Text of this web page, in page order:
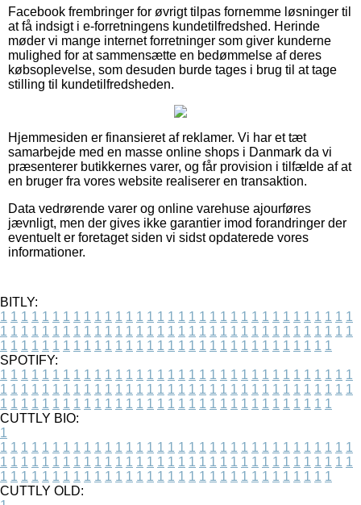
Facebook frembringer for øvrigt tilpas fornemme løsninger til
at få indsigt i e-forretningens kundetilfredshed. Herinde
møder vi mange internet forretninger som giver kunderne
mulighed for at sammensætte en bedømmelse af deres
købsoplevelse, som desuden burde tages i brug til at tage
stilling til kundetilfredsheden.
Hjemmesiden er finansieret af reklamer. Vi har et tæt
samarbejde med en masse online shops i Danmark da vi
præsenterer butikkernes varer, og får provision i tilfælde af at
en bruger fra vores website realiserer en transaktion.
Data vedrørende varer og online varehuse ajourføres
jævnligt, men der gives ikke garantier imod forandringer der
eventuelt er foretaget siden vi sidst opdaterede vores
informationer.
BITLY:
1 1 1 1 1 1 1 1 1 1 1 1 1 1 1 1 1 1 1 1 1 1 1 1 1 1 1 1 1 1 1 1 1 1
1 1 1 1 1 1 1 1 1 1 1 1 1 1 1 1 1 1 1 1 1 1 1 1 1 1 1 1 1 1 1 1 1 1
1 1 1 1 1 1 1 1 1 1 1 1 1 1 1 1 1 1 1 1 1 1 1 1 1 1 1 1 1 1 1 1
SPOTIFY:
1 1 1 1 1 1 1 1 1 1 1 1 1 1 1 1 1 1 1 1 1 1 1 1 1 1 1 1 1 1 1 1 1 1
1 1 1 1 1 1 1 1 1 1 1 1 1 1 1 1 1 1 1 1 1 1 1 1 1 1 1 1 1 1 1 1 1 1
1 1 1 1 1 1 1 1 1 1 1 1 1 1 1 1 1 1 1 1 1 1 1 1 1 1 1 1 1 1 1 1
CUTTLY BIO:
1
1 1 1 1 1 1 1 1 1 1 1 1 1 1 1 1 1 1 1 1 1 1 1 1 1 1 1 1 1 1 1 1 1 1
1 1 1 1 1 1 1 1 1 1 1 1 1 1 1 1 1 1 1 1 1 1 1 1 1 1 1 1 1 1 1 1 1 1
1 1 1 1 1 1 1 1 1 1 1 1 1 1 1 1 1 1 1 1 1 1 1 1 1 1 1 1 1 1 1 1
CUTTLY OLD: